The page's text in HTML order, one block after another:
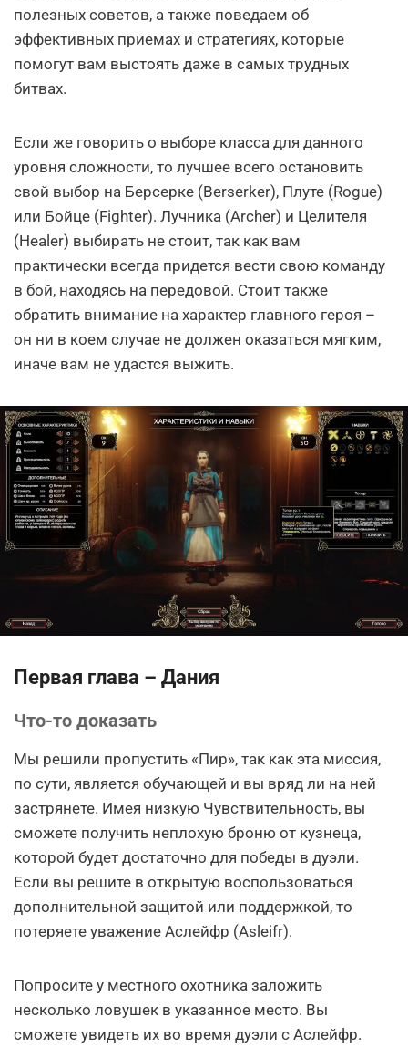
полезных советов, а также поведаем об
эффективных приемах и стратегиях, которые
помогут вам выстоять даже в самых трудных
битвах.
Если же говорить о выборе класса для данного
уровня сложности, то лучшее всего остановить
свой выбор на Берсерке (Berserker), Плуте (Rogue)
или Бойце (Fighter). Лучника (Archer) и Целителя
(Healer) выбирать не стоит, так как вам
практически всегда придется вести свою команду
в бой, находясь на передовой. Стоит также
обратить внимание на характер главного героя –
он ни в коем случае не должен оказаться мягким,
иначе вам не удастся выжить.
Первая глава – Дания
Что-то доказать
Мы решили пропустить «Пир», так как эта миссия,
по сути, является обучающей и вы вряд ли на ней
застрянете. Имея низкую Чувствительность, вы
сможете получить неплохую броню от кузнеца,
которой будет достаточно для победы в дуэли.
Если вы решите в открытую воспользоваться
дополнительной защитой или поддержкой, то
потеряете уважение Аслейфр (Asleifr).
Попросите у местного охотника заложить
несколько ловушек в указанное место. Вы
сможете увидеть их во время дуэли с Аслейфр.